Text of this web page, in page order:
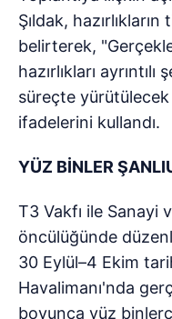
Şıldak,
belirterek,
hazırlıkları
süreçte yürütülecek
ifadelerini kullandı.
YÜZ BİNLER
T3 Vakfı ile Sanayi
öncülüğünde
30 Eylül–4 Ekim
Havalimanı'nda
boyunca yüz